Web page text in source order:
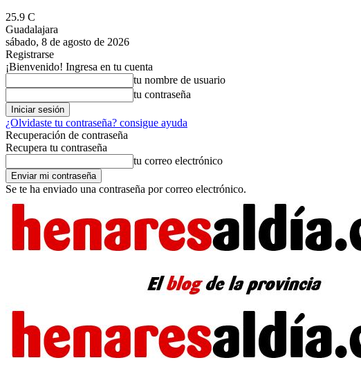
25.9 C
Guadalajara
sábado, 8 de agosto de 2026
Registrarse
¡Bienvenido! Ingresa en tu cuenta
tu nombre de usuario
tu contraseña
¿Olvidaste tu contraseña? consigue ayuda
Recuperación de contraseña
Recupera tu contraseña
tu correo electrónico
Se te ha enviado una contraseña por correo electrónico.